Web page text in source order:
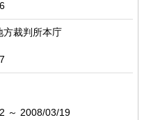
方裁判所本庁
～ 2008/03/19